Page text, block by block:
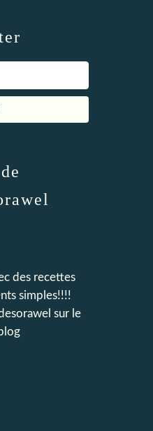
des recettes
simples!!!!
sur le